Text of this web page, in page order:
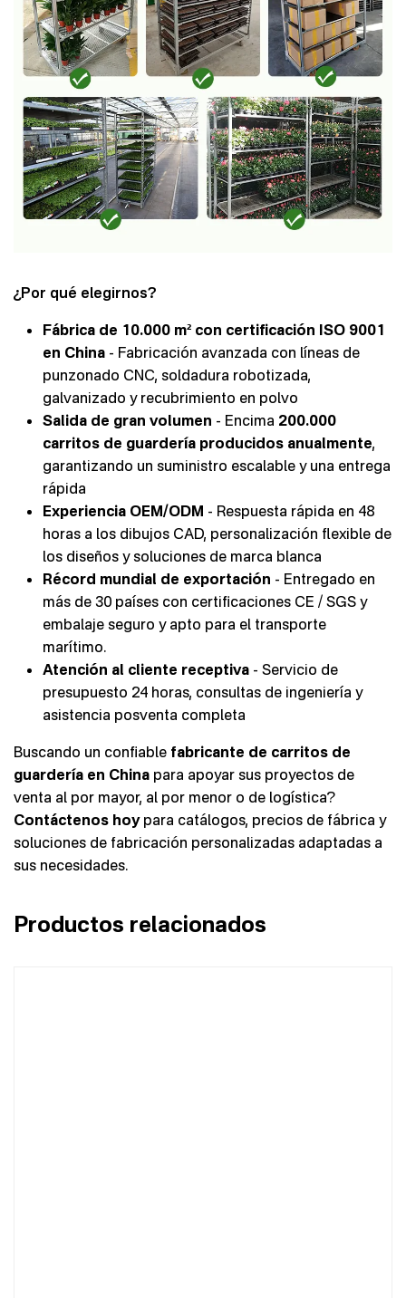
¿Por qué elegirnos?
Fábrica de 10.000 m² con certificación ISO 9001
en China - Fabricación avanzada con líneas de
punzonado CNC, soldadura robotizada,
galvanizado y recubrimiento en polvo
Salida de gran volumen - Encima 200.000
carritos de guardería producidos anualmente,
garantizando un suministro escalable y una entrega
rápida
Experiencia OEM/ODM - Respuesta rápida en 48
horas a los dibujos CAD, personalización flexible de
los diseños y soluciones de marca blanca
Récord mundial de exportación - Entregado en
más de 30 países con certificaciones CE / SGS y
embalaje seguro y apto para el transporte
marítimo.
Atención al cliente receptiva - Servicio de
presupuesto 24 horas, consultas de ingeniería y
asistencia posventa completa
Buscando un confiable fabricante de carritos de
guardería en China para apoyar sus proyectos de
venta al por mayor, al por menor o de logística?
Contáctenos hoypara catálogos, precios de fábrica y
soluciones de fabricación personalizadas adaptadas a
sus necesidades.
Productos relacionados